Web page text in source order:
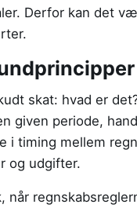
Derfor kan det
skat: hvad er
given periode,
i timing mellem
og udgifter.
når